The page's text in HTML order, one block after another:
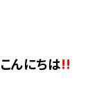
こんにちは!!